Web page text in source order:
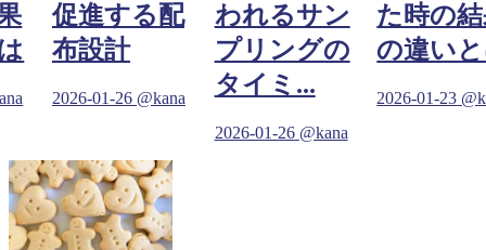
促進する配
布設計
2026-01-26 @kana
われるサン
プリングの
タイミ...
2026-01-26 @kana
た時の
の違い
2026-01-23